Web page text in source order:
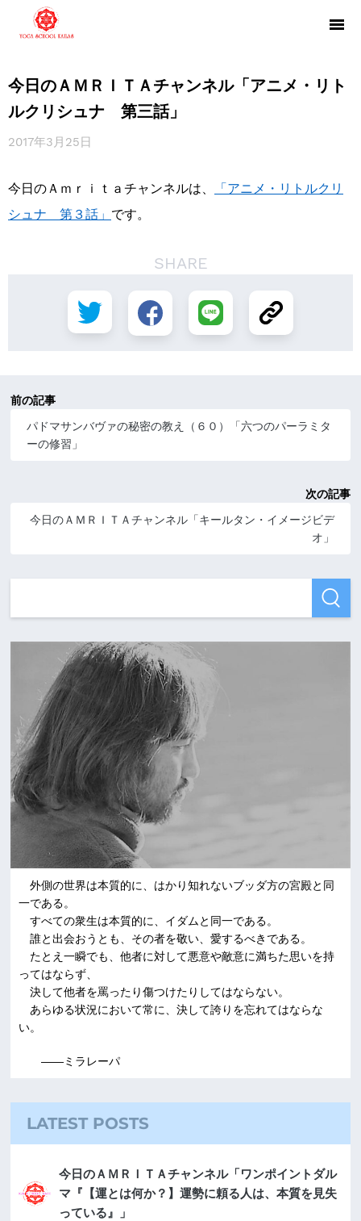
今日のＡＭＲＩＴＡチャンネル「アニメ・リト
ルクリシュナ 第三話」
2017年3月25日
今日のＡｍｒｉｔａチャンネルは、
「アニメ・リトルクリ
シュナ 第３話」 です。
SHARE
前の記事
パドマサンバヴァの秘密の教え（６０）「六つのパーラミタ
ーの修習」
次の記事
今日のＡＭＲＩＴＡチャンネル「キールタン・イメージビデ
オ」
外側の世界は本質的に、はかり知れないブッダ方の宮殿と同
一である。
すべての衆生は本質的に、イダムと同一である。
誰と出会おうとも、その者を敬い、愛するべきである。
たとえ一瞬でも、他者に対して悪意や敵意に満ちた思いを持
ってはならず、
決して他者を罵ったり傷つけたりしてはならない。
あらゆる状況において常に、決して誇りを忘れてはならな
い。
――ミラレーパ
LATEST POSTS
今日のＡＭＲＩＴＡチャンネル「ワンポイントダル
マ『【運とは何か？】運勢に頼る人は、本質を見失
っている』」